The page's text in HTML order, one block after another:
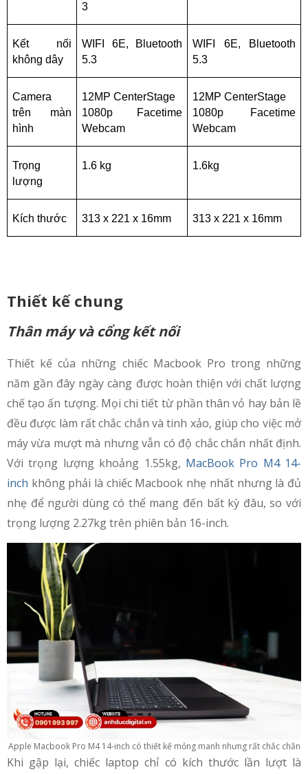
3
Kết nối
không dây
WIFI 6E, Bluetooth
5.3
WIFI 6E, Bluetooth
5.3
Camera
trên màn
hình
12MP CenterStage
1080p Facetime
Webcam
12MP CenterStage
1080p Facetime
Webcam
Trọng
lượng
1.6 kg 1.6kg
Kích thước 313 x 221 x 16mm 313 x 221 x 16mm
Thiết kế chung
Thân máy và cổng kết nối
Thiết kế của những chiếc Macbook Pro trong những
năm gần đây ngày càng được hoàn thiện với chất lượng
chế tạo ấn tượng. Mọi chi tiết từ phần thân vỏ hay bản lề
đều được làm rất chắc chắn và tinh xảo, giúp cho việc mở
máy vừa mượt mà nhưng vẫn có độ chắc chắn nhất định.
Với trọng lượng khoảng 1.55kg, MacBook Pro M4 14-
inch không phải là chiếc Macbook nhẹ nhất nhưng là đủ
nhẹ để người dùng có thể mang đến bất kỳ đâu, so với
trọng lượng 2.27kg trên phiên bản 16-inch.
Apple Macbook Pro M4 14-inch có thiết kế mỏng manh nhưng rất chắc chắn
Khi gập lại, chiếc laptop chỉ có kích thước lần lượt là